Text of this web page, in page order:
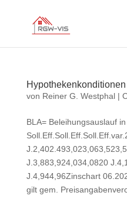
Hypothekenkonditionen
von Reiner G. Westphal|
BLA= Beleihungsauslauf
J.3,883,924,034,0820
J.4,944,96Zinschart
gilt gem.